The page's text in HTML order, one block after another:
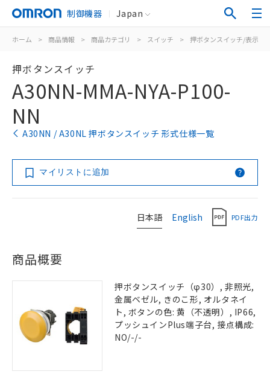
制御機器 Japan
ホーム > 商品情報 > 商品カテゴリ > スイッチ > 押ボタンスイッチ/表示灯
押ボタンスイッチ
A30NN-MMA-NYA-P100-
NN
A30NN / A30NL 押ボタンスイッチ 形式仕様一覧
マイリストに追加
日本語 English PDF出力
商品概要
押ボタンスイッチ（φ30）, 非照光,
金属ベゼル, きのこ形, オルタネイ
ト, ボタンの色: 黄（不透明）, IP66,
プッシュインPlus端子台, 接点構成:
NO/-/-